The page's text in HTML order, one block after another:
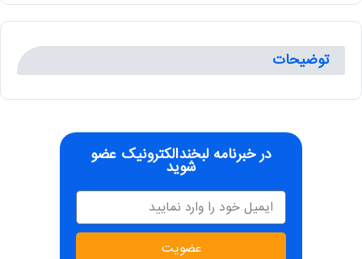
توضیحات
در خبرنامه لبخندالکترونیک عضو
شوید
عضویت